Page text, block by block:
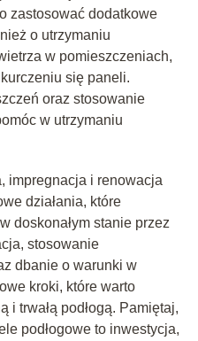
zastosować dodatkowe
o utrzymaniu
w pomieszczeniach,
się paneli.
oraz stosowanie
w utrzymaniu
impregnacja i renowacja
działania, które
doskonałym stanie przez
stosowanie
dbanie o warunki w
kroki, które warto
i trwałą podłogą. Pamiętaj,
podłogowe to inwestycja,